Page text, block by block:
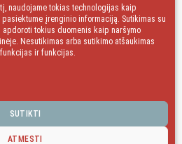
naudojame tokias technologijas kaip
įrenginio informaciją. Sutikimas su
tokius duomenis kaip naršymo
Nesutikimas arba sutikimo atšaukimas
ir funkcijas.
SUTIKTI
ATMESTI